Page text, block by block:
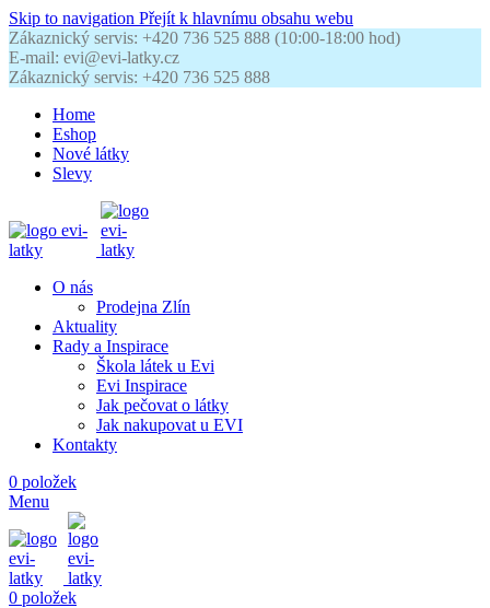
Skip to navigation Přejít k hlavnímu obsahu webu
Zákaznický servis: +420 736 525 888 (10:00-18:00 hod)
E-mail: evi@evi-latky.cz
Zákaznický servis: +420 736 525 888
Home
Eshop
Nové látky
Slevy
O nás
Prodejna Zlín
Aktuality
Rady a Inspirace
Škola látek u Evi
Evi Inspirace
Jak pečovat o látky
Jak nakupovat u EVI
Kontakty
0 položek
Menu
0 položek